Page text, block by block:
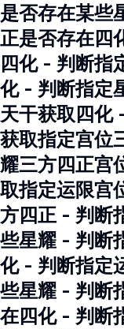
是否存在某些
正是否存在四
四化 - 判断指
化 - 判断指定
天干获取四化
获取指定宫位
耀三方四正宫
取指定运限宫
方四正 - 判断
些星耀 - 判断
化 - 判断指定
些星耀 - 判断
在四化 - 判断